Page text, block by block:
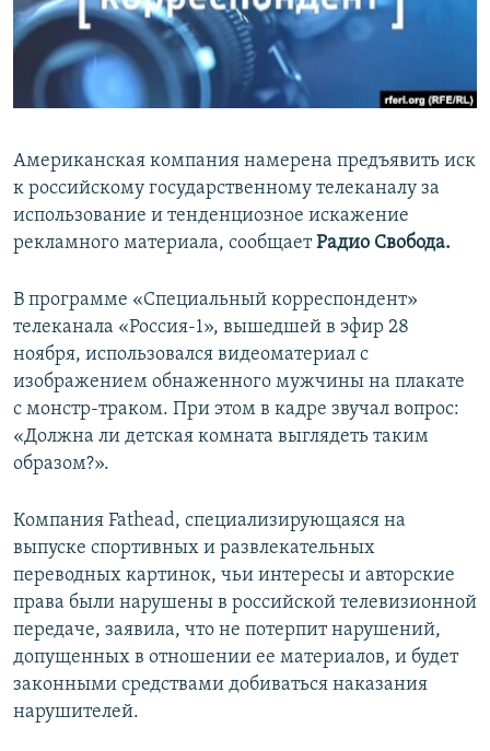
ПОБЕДИТЕЛЕЙ НЕ СУДЯТ?
КРЫМ.НЕПОКОРЕННЫЙ
ПРИСОЕДИНЯЙТЕСЬ!
Все сайты RFE/RL
Американская компания намерена предъявить иск
к российскому государственному телеканалу за
использование и тенденциозное искажение
рекламного материала, сообщаетРадио Свобода.
В программе «Специальный корреспондент»
телеканала «Россия-1», вышедшей в эфир 28
ноября, использовался видеоматериал с
изображением обнаженного мужчины на плакате
с монстр-траком. При этом в кадре звучал вопрос:
«Должна ли детская комната выглядеть таким
образом?».
Компания Fathead, специализирующаяся на
выпуске спортивных и развлекательных
переводных картинок, чьи интересы и авторские
права были нарушены в российской телевизионной
передаче, заявила, что не потерпит нарушений,
допущенных в отношении ее материалов, и будет
законными средствами добиваться наказания
нарушителей.